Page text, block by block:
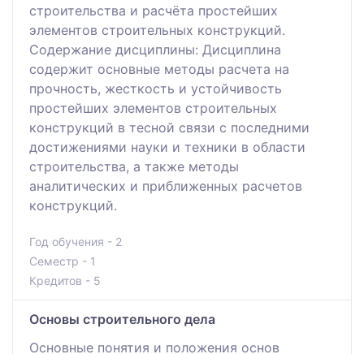
строительства и расчёта простейших
элементов строительных конструкций.
Содержание дисциплины: Дисциплина
содержит основные методы расчета на
прочность, жесткость и устойчивость
простейших элементов строительных
конструкций в тесной связи с последними
достижениями науки и техники в области
строительства, а также методы
аналитических и приближенных расчетов
конструкций.
Год обучения - 2
Семестр - 1
Кредитов - 5
Основы строительного дела
Основные понятия и положения основ